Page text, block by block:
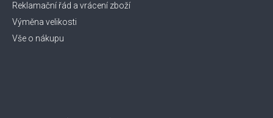
Reklamační řád a vrácení zboží
Výměna velikosti
Vše o nákupu